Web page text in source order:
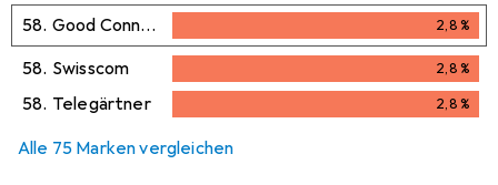
2,5%
58. Good Connections 2,8%
2,8%
58. Swisscom 2,8%
2,8%
58. Telegärtner 2,8%
Alle 75 Marken vergleichen